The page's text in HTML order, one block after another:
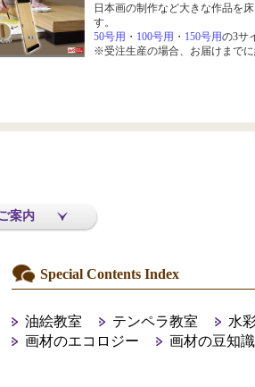
日本画の制作など大きな作品を
す。
50号用 ・ 100号用 ・ 150号用の3サ
※受注生産の場合、お届けまでに
案内
Special Contents Index
油絵教室 テンペラ教室
水
画材のエコロジー
画材の豆知識